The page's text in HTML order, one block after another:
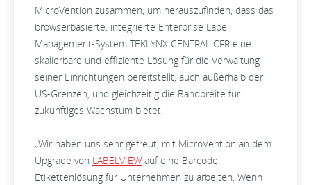
MicroVention zusammen, um herauszufinden, dass das
browserbasierte, integrierte Enterprise Label
Management-System TEKLYNX CENTRAL CFR eine
skalierbare und effiziente Lösung für die Verwaltung
seiner Einrichtungen bereitstellt, auch außerhalb der
US-Grenzen, und gleichzeitig die Bandbreite für
zukünftiges Wachstum bietet.
„Wir haben uns sehr gefreut, mit MicroVention an dem
Upgrade von LABELVIEW auf eine Barcode-
Etikettenlösung für Unternehmen zu arbeiten. Wenn